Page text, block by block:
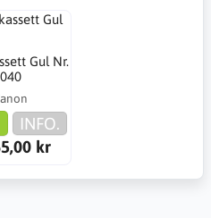
Gul Nr.
040
INFO.
kr